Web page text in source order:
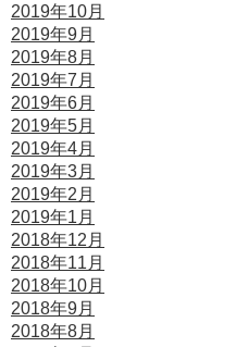
2019年10月
2019年9月
2019年8月
2019年7月
2019年6月
2019年5月
2019年4月
2019年3月
2019年2月
2019年1月
2018年12月
2018年11月
2018年10月
2018年9月
2018年8月